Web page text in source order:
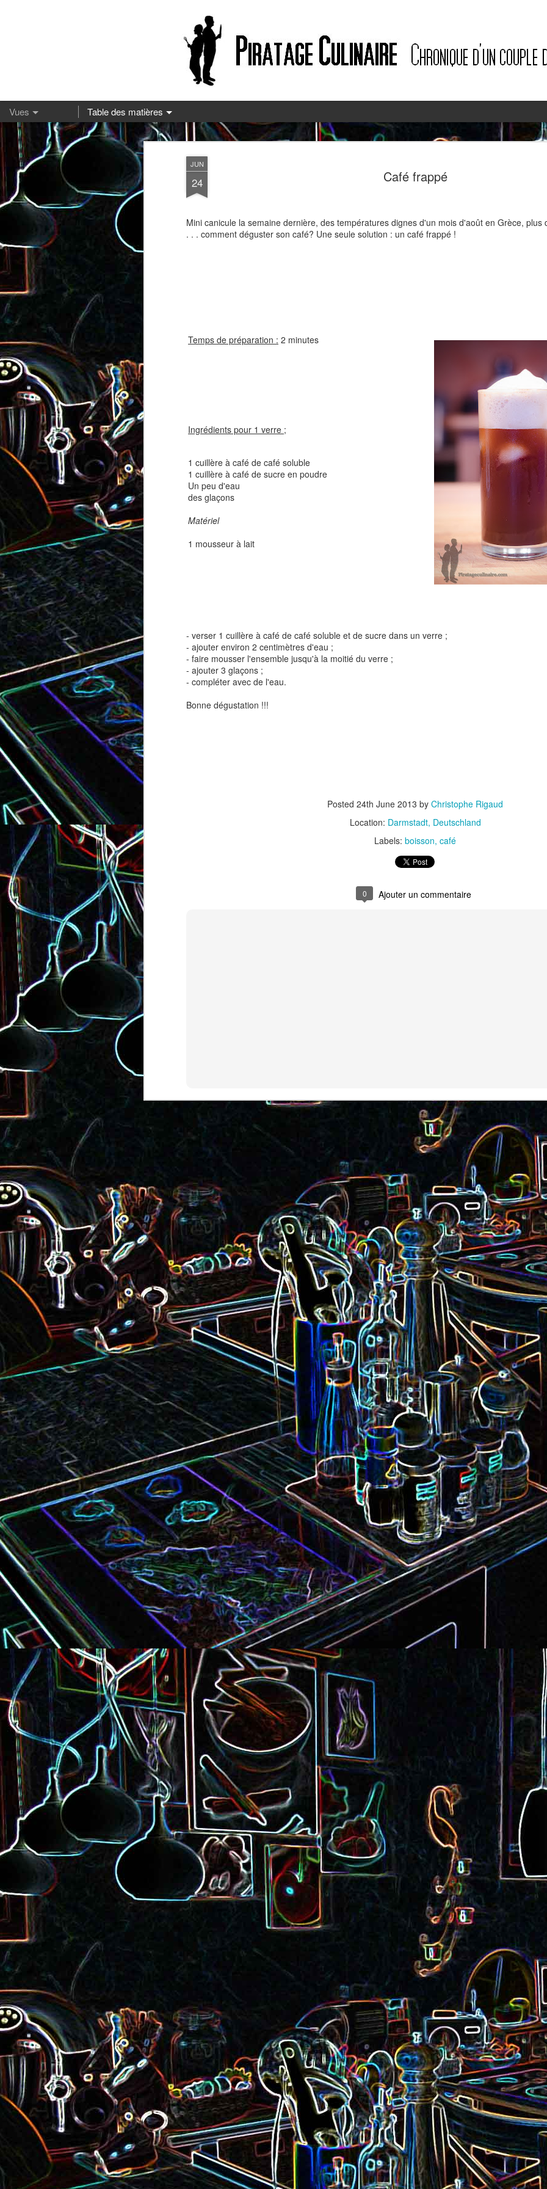
JUN
24 Café frappé
Mini canicule la semaine dernière, des températures dignes d'un mois d'août en Grèce, plus
. . . comment déguster son café? Une seule solution : un café frappé !
Temps de préparation : 2 minutes
Ingrédients pour 1 verre ;
1 cuillère à café de café soluble
1 cuillère à café de sucre en poudre
Un peu d'eau
des glaçons
Matériel
1 mousseur à lait
- verser 1 cuillère à café de café soluble et de sucre dans un verre ;
- ajouter environ 2 centimètres d'eau ;
- faire mousser l'ensemble jusqu'à la moitié du verre ;
- ajouter 3 glaçons ;
- compléter avec de l'eau.
Bonne dégustation !!!
Posted 24th June 2013 by Christophe Rigaud
Location: Darmstadt, Deutschland
Labels: boisson café
0
Pizza à la mozzarella et à la
13
2
Cake à la rhubarbe Salade d'avocat, au Cake au chèvre et
serrano
Tatin de tomates cerises à la
tapenade
2
Brownie au chocolat recouvert
de marshmallows fondus
4
Salade de lentilles au céleri
branche et à la carotte
Pizza au camembert, au sirop
d'érable et aux noix aux amandes Moelleux au chocolat au lait
Nouilles chinoises
mariné et au
Salade de vermicelles de riz,
aux crevettes et au
pamplemousse Minis brownies aux Oreo®
Pizza au jambon Serrano et
aux câpres Pancakes aux
d'avoine
Curry de brocoli et de carottes Bundt cake au chocolat
praliné
Camembert fondant au sirop
d'érable Chou pointu sauté à
Croque-monsieur à la viande
des grisons, au Comté et aux
noix
Croque-madame aux
épinards et au gingembre Smoothie à l'orange et à la
mangue
Curry de pois
Tarte amandine
Pizza à la choucroute, aux
lardons et au cumin Crème de poivron aux noix Cake au saucisson
Baguette à la raclette, à la
roquette et aux graines de
courge Smoothie aux kiwis et à la
mangue
Gâteau au chocolat et au Pizza aux rillettes
Tarte à la pralinoise et aux
noisettes
Colombo de crevettes au lait
de coco Tarte aux pommes, au miel et
aux amandes
Choux de
chorizo et à la
2